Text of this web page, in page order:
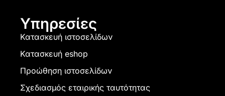
Υπηρεσίες
Κατασκευή ιστοσελίδων
Κατασκευή eshop
Προώθηση ιστοσελίδων
Σχεδιασμός εταιρικής ταυτότητας